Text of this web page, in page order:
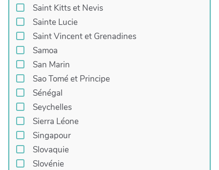
Saint Kitts et Nevis
Sainte Lucie
Saint Vincent et Grenadines
Samoa
San Marin
Sao Tomé et Principe
Sénégal
Seychelles
Sierra Léone
Singapour
Slovaquie
Slovénie